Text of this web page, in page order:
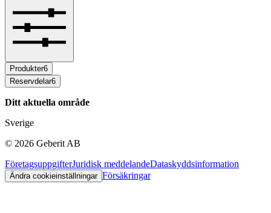
Produkter6
Reservdelar6
Ditt aktuella område
Sverige
© 2026 Geberit AB
FöretagsuppgifterJuridisk meddelandeDataskyddsinformation
Ändra cookieinställningar Försäkringar